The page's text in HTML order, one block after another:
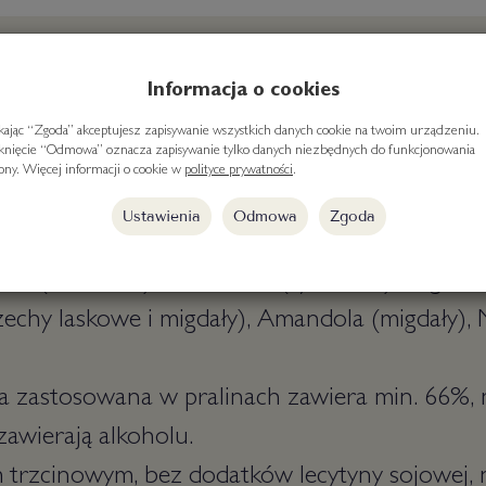
Amedei. Wykwintny prezent, kolekcja
Cecylię Tessieri, założycielkę Amedei.
Desiderio (pistacje i marcepan),
(amaretto), Toscanello (cynamon),
laskowe i migdały), Amandola (migdały),
zastosowana w pralinach zawiera min. 66%,
alkoholu.
trzcinowym, bez dodatków lecytyny sojowej,
Informacja o cookies
“Zgoda” akceptujesz zapisywanie wszystkich danych cookie na twoim urządzeniu.
“Odmowa” oznacza zapisywanie tylko danych niezbędnych do funkcjonowania
Więcej informacji o cookie w polityce prywatności.
Ustawienia Odmowa Zgoda